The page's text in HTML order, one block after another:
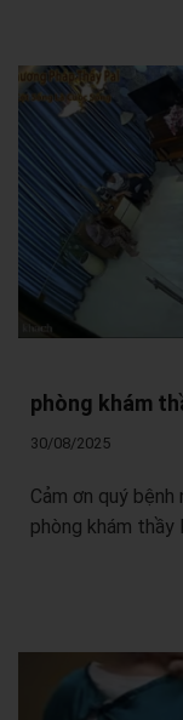
phòng khám
30/08/2025
Cảm ơn quý
phòng khám thầy